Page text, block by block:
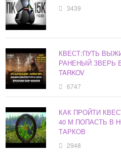
3439
КВЕСТ:ПУТЬ
РАНЕНЫЙ ЗВЕРЬ
TARKOV
6747
КАК ПРОЙТИ
40 М ПОПАСТЬ В
ТАРКОВ
2948